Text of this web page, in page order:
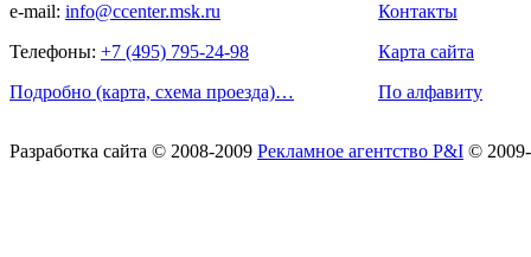
e-mail: info@ccenter.msk.ru
Телефоны: +7 (495) 795-24-98
Подробно (карта, схема проезда)…
Контакты
Карта сайта
По алфавиту
Разработка сайта © 2008-2009 Рекламное агентство P&I ©